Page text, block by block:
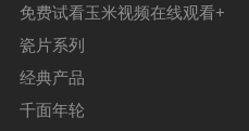
免费试看玉米视频在线观看+
瓷片系列
经典产品
千面年轮